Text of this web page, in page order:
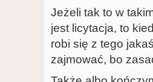
Jeżeli tak to w
jest licytacja, to
robi się z tego
zajmować, bo